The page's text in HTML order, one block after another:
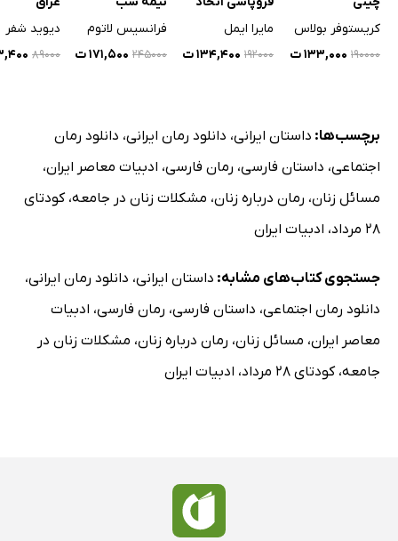
کریستوفر بولاس
۱۹۰۰۰۰ ۱۳۳,۰۰۰ ت
شوروی
مایرا ایمل
۱۹۲۰۰۰ ۱۳۴,۴۰۰ ت
فرانسیس لاتوم
۲۴۵۰۰۰ ۱۷۱,۵۰۰ ت
دیوید شفر
۸۹۰۰۰
برچسب‌ها: داستان ایرانی، دانلود رمان ایرانی، دانلود رمان
اجتماعی، داستان فارسی، رمان فارسی، ادبیات معاصر ایران،
مسائل زنان، رمان درباره زنان، مشکلات زنان در جامعه،کودتای
28 مرداد
، ادبیات ایران
جستجوی کتاب‌های مشابه: داستان ایرانی، دانلود رمان ایرانی،
دانلود رمان اجتماعی، داستان فارسی، رمان فارسی، ادبیات
معاصر ایران، مسائل زنان، رمان درباره زنان، مشکلات زنان در
جامعه،کودتای 28 مرداد ، ادبیات ایران